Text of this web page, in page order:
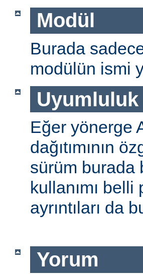
Modül
Burada
modülün ismi
Uyumluluk
Eğer yönerge
dağıtımının
sürüm burada
kullanımı belli
ayrıntıları da
Yorum